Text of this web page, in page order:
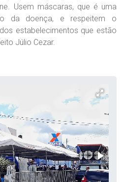
Usem máscaras, que é uma
da doença, e respeitem o
estabelecimentos que estão
Júlio Cezar.